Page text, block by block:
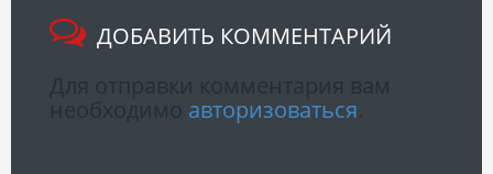
ДОБАВИТЬ КОММЕНТАРИЙ
авторизоваться